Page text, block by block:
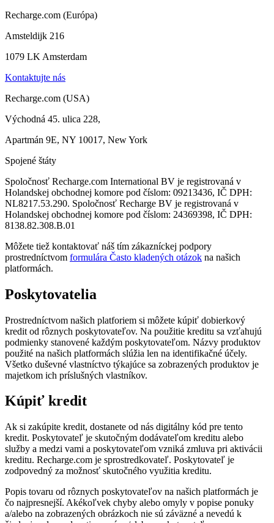
Recharge.com (Európa)
Amsteldijk 216
1079 LK Amsterdam
Kontaktujte nás
Recharge.com (USA)
Východná 45. ulica 228,
Apartmán 9E, NY 10017, New York
Spojené štáty
Spoločnosť Recharge.com International BV je registrovaná v
Holandskej obchodnej komore pod číslom: 09213436, IČ DPH:
NL8217.53.290. Spoločnosť Recharge BV je registrovaná v
Holandskej obchodnej komore pod číslom: 24369398, IČ DPH:
8138.82.308.B.01
Môžete tiež kontaktovať náš tím zákazníckej podpory
prostredníctvom formulára Často kladených otázok na našich
platformách.
Poskytovatelia
Prostredníctvom našich platforiem si môžete kúpiť dobierkový
kredit od rôznych poskytovateľov. Na použitie kreditu sa vzťahujú
podmienky stanovené každým poskytovateľom. Názvy produktov
použité na našich platformách slúžia len na identifikačné účely.
Všetko duševné vlastníctvo týkajúce sa zobrazených produktov je
majetkom ich príslušných vlastníkov.
Kúpiť kredit
Ak si zakúpite kredit, dostanete od nás digitálny kód pre tento
kredit. Poskytovateľ je skutočným dodávateľom kreditu alebo
služby a medzi vami a poskytovateľom vzniká zmluva pri aktivácii
kreditu. Recharge.com je sprostredkovateľ. Poskytovateľ je
zodpovedný za možnosť skutočného využitia kreditu.
Popis tovaru od rôznych poskytovateľov na našich platformách je
čo najpresnejší. Akékoľvek chyby alebo omyly v popise ponuky
a/alebo na zobrazených obrázkoch nie sú záväzné a nevedú k